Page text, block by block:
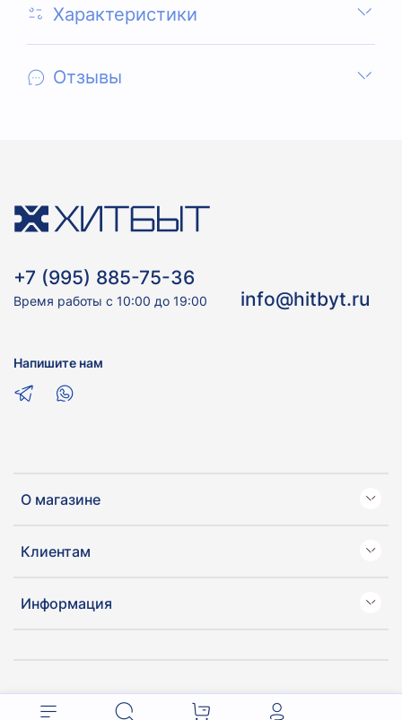
Характеристики
Отзывы
О магазине
Клиентам
Информация
+7 (995) 885-75-36
Время работы с 10:00 до 19:00 info@hitbyt.ru
Напишите нам